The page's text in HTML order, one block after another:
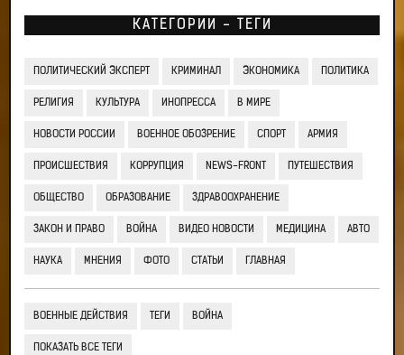
КАТЕГОРИИ - ТЕГИ
ПОЛИТИЧЕСКИЙ ЭКСПЕРТ КРИМИНАЛ ЭКОНОМИКА ПОЛИТИКА
РЕЛИГИЯ КУЛЬТУРА ИНОПРЕССА В МИРЕ
НОВОСТИ РОССИИ ВОЕННОЕ ОБОЗРЕНИЕ СПОРТ АРМИЯ
ПРОИСШЕСТВИЯ КОРРУПЦИЯ NEWS-FRONT ПУТЕШЕСТВИЯ
ОБЩЕСТВО ОБРАЗОВАНИЕ ЗДРАВООХРАНЕНИЕ
ЗАКОН И ПРАВО ВОЙНА ВИДЕО НОВОСТИ МЕДИЦИНА АВТО
НАУКА МНЕНИЯ ФОТО СТАТЬИ ГЛАВНАЯ
ВОЕННЫЕ ДЕЙСТВИЯ ТЕГИ ВОЙНА
ПОКАЗАТЬ ВСЕ ТЕГИ